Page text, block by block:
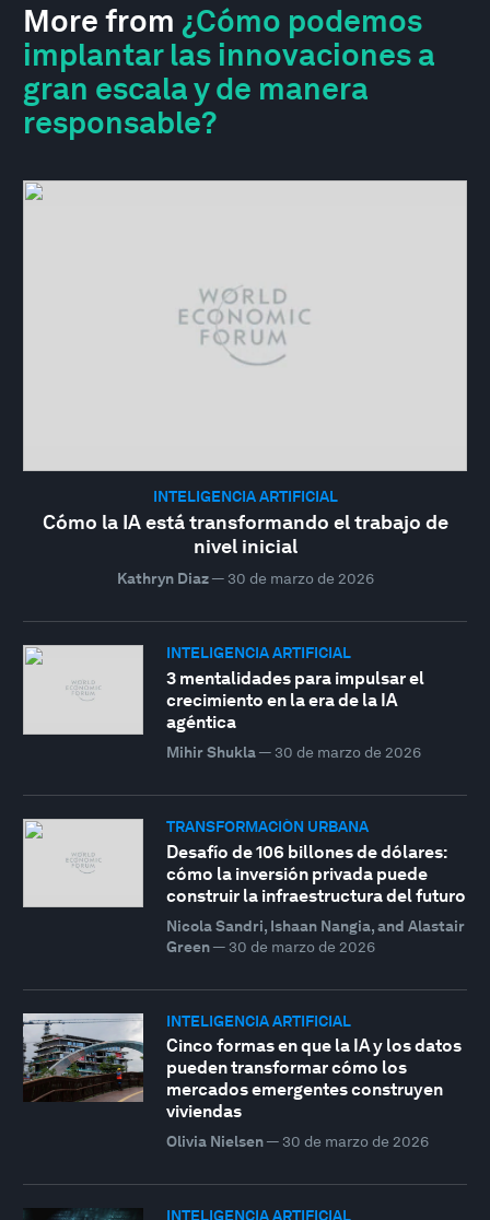
More from ¿Cómo podemos
implantar las innovaciones a
gran escala y de manera
responsable?
INTELIGENCIA ARTIFICIAL
Cómo la IA está transformando el trabajo de
nivel inicial
Kathryn Diaz— 30 de marzo de 2026
INTELIGENCIA ARTIFICIAL
3 mentalidades para impulsar el
crecimiento en la era de la IA
agéntica
Mihir Shukla— 30 de marzo de 2026
TRANSFORMACIÓN URBANA
Desafío de 106 billones de dólares:
cómo la inversión privada puede
construir la infraestructura del futuro
Nicola Sandri, Ishaan Nangia, and Alastair
Green— 30 de marzo de 2026
INTELIGENCIA ARTIFICIAL
Cinco formas en que la IA y los datos
pueden transformar cómo los
mercados emergentes construyen
viviendas
Olivia Nielsen— 30 de marzo de 2026
INTELIGENCIA ARTIFICIAL